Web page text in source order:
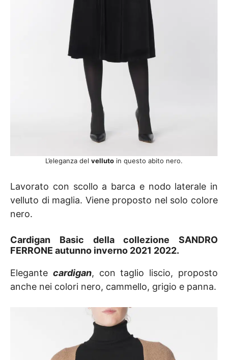
L’eleganza del velluto in questo abito nero.
Lavorato con scollo a barca e nodo laterale in
velluto di maglia. Viene proposto nel solo colore
nero.
Cardigan Basic della collezione SANDRO
FERRONE autunno inverno 2021 2022.
Elegante cardigan, con taglio liscio, proposto
anche nei colori nero, cammello, grigio e panna.